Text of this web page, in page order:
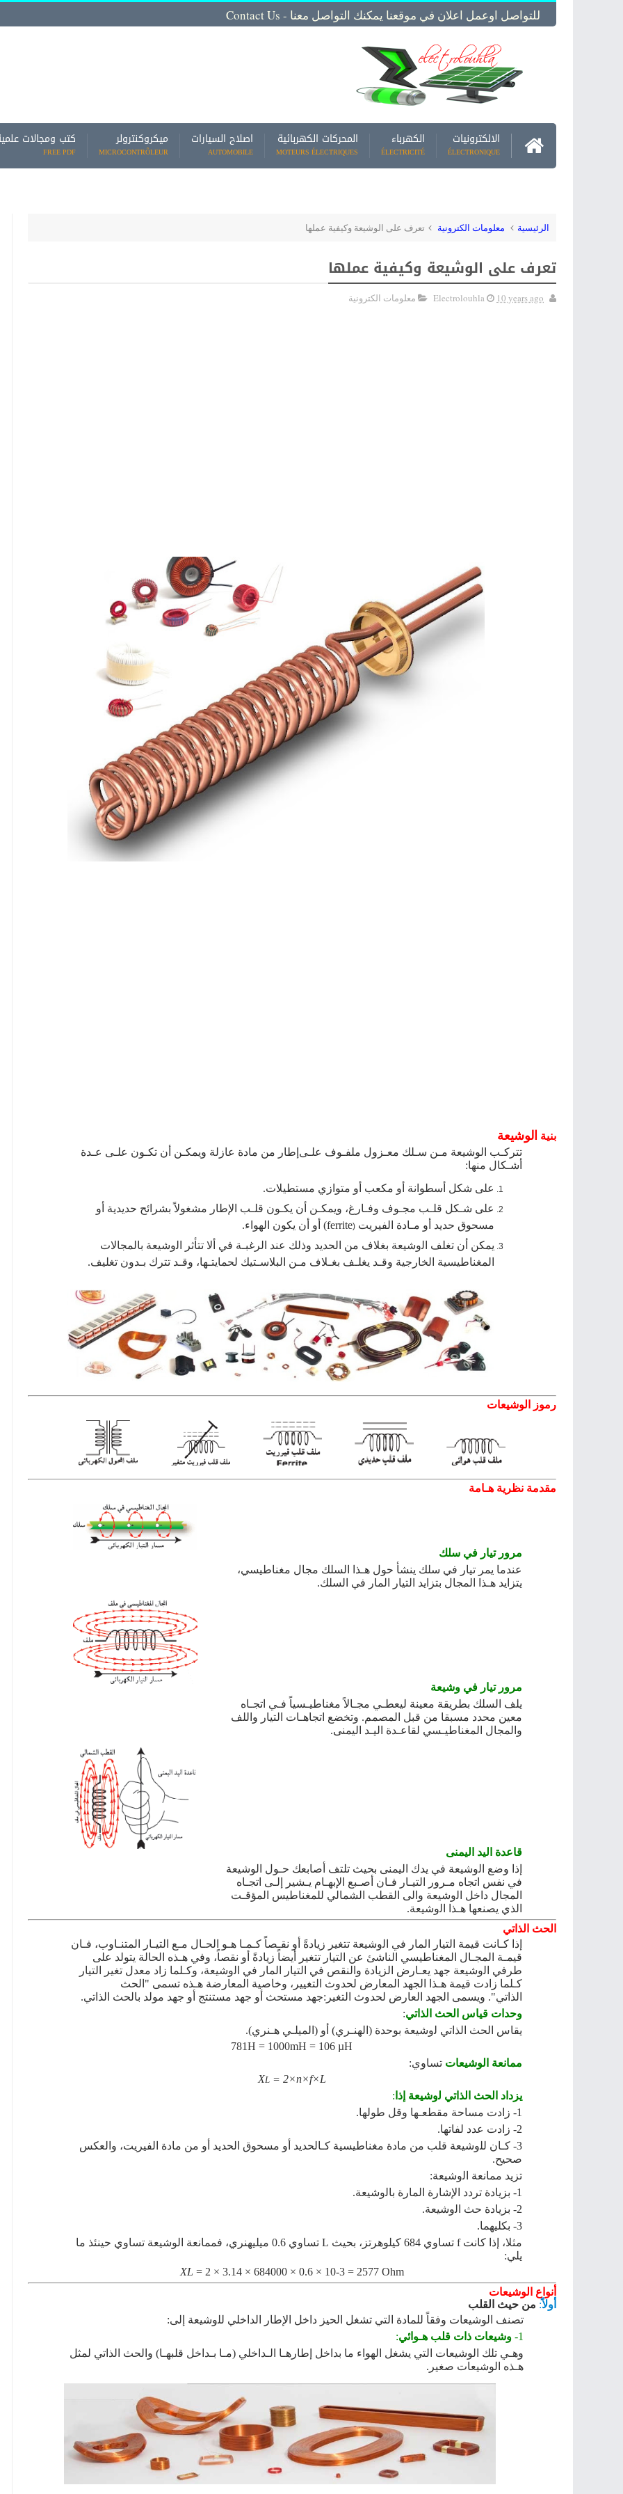
للتواصل اوعمل اعلان في موقعنا يمكنك التواصل معنا - Contact Us
الالكترونيات
ÉLECTRONIQUE
الكهرباء
ÉLECTRICITÉ
المحركات الكهربائية
MOTEURS ÉLECTRIQUES
اصلاح السيارات
AUTOMOBILE
ميكروكنترولر
MICROCONTRÔLEUR
كتب ومجالات
FREE PDF
الرئيسية معلومات الكترونية تعرف على الوشيعة وكيفية عملها
تعرف على الوشيعة وكيفية عملها
Electrolouhla 10 years ago معلومات الكترونية
بنية الوشيعة
تتركـﺐ الوشيعة ﻣـﻦ ﺳـﻠﻚ ﻣﻌـﺰول ﻣﻠﻔـﻮف ﻋﻠـﻰإﻃﺎر ﻣﻦ ﻣﺎدة ﻋﺎزﻟﺔ وﻳﻤﻜـﻦ أن ﺗﻜـﻮن ﻋﻠـﻰ ﻋـﺪة
أﺷـﻜﺎل ﻣﻨﻬﺎ:
ﻋﻠﻰ ﺷﻜﻞ أﺳﻄﻮاﻧﺔ أو ﻣﻜﻌﺐ أو ﻣﺘﻮازي ﻣﺴﺘﻄﻴﻼت.
ﻋﻠﻰ ﺷـﻜﻞ ﻗﻠـﺐ ﻣﺠـﻮف وﻓـﺎرغ، وﻳﻤﻜـﻦ أن ﻳﻜـﻮن ﻗﻠـﺐ اﻹﻃﺎر ﻣﺸﻐﻮﻻً ﺑﺸﺮاﺋﺢ ﺣﺪﻳﺪﻳﺔ أو
ﻣﺴﺤﻮق ﺣﺪﻳﺪ أو ﻣـﺎدة اﻟﻔﻴﺮﻳﺖ(
ferrite
) أو أن ﻳﻜﻮن اﻟﻬﻮاء.
ﻳﻤﻜﻦ أنتغلف اﻟوشيعة ﺑﻐﻼف ﻣﻦ اﻟﺤﺪﻳﺪ وذﻟﻚ ﻋﻨﺪ اﻟﺮﻏﺒـﺔ ﻓﻲ أﻻتتأثر
اﻟوشيعة ﺑﺎﻟﻤﺠﺎﻻت
اﻟﻤﻐﻨﺎﻃﻴﺴﻴﺔ اﻟﺨﺎرﺟﻴﺔ وﻗـﺪ ﻳﻐﻠـﻒ ﺑﻐـﻼف ﻣـﻦ اﻟﺒﻼﺳـﺘﻴﻚ ﻟﺤﻤﺎﻳﺘـها، وﻗـﺪتترك ﺑـﺪون ﺗﻐﻠﻴﻒ.
رﻣﻮز الوشيعات
ﻣﻘﺪﻣﺔ ﻧﻈﺮﻳﺔ هـﺎﻣﺔ
ﻣﺮور ﺗﻴﺎر ﻓﻲ ﺳﻠﻚ
ﻋﻨﺪﻣﺎ ﻳﻤﺮ ﺗﻴﺎر ﻓﻲ ﺳﻠﻚ ﻳﻨﺸﺄ ﺣﻮل هـﺬا اﻟﺴﻠﻚ ﻣﺠﺎل ﻣﻐﻨﺎﻃﻴﺴﻲ،
ﻳﺘﺰاﻳﺪ هـﺬا اﻟﻤﺠﺎل ﺑﺘﺰاﻳﺪ اﻟﺘﻴﺎر اﻟﻤﺎر ﻓﻲ اﻟﺴﻠﻚ.
ﻣﺮور ﺗﻴﺎر ﻓﻲ وشيعة
ﻳﻠﻒ اﻟﺴﻠﻚ ﺑﻄﺮﻳﻘﺔ ﻣﻌﻴﻨﺔ ﻟﻴﻌﻄـﻲ ﻣﺠـﺎﻻً ﻣﻐﻨﺎﻃﻴـﺴﻴﺎً ﻓـﻲ اﺗﺠـﺎﻩ
ﻣﻌﻴﻦ ﻣﺤﺪد ﻣﺴﺒﻘﺎ ﻣﻦ ﻗﺒﻞ اﻟﻤﺼﻤﻢ. وﺗﺨﻀﻊ اﺗﺠﺎهـﺎت اﻟﺘﻴﺎر واﻟﻠﻒ
واﻟﻤﺠﺎل اﻟﻤﻐﻨﺎﻃﻴـﺴﻲ ﻟﻘﺎﻋـﺪة اﻟﻴـﺪ اﻟﻴﻤﻨﻰ.
ﻗﺎﻋﺪة اﻟﻴﺪ اﻟﻴﻤﻨﻰ
إذا وﺿﻊ اﻟوشيعة ﻓﻲ ﻳﺪك اﻟﻴﻤﻨﻰ ﺑﺤﻴﺚ ﺗﻠﺘﻒ أﺻﺎﺑﻌﻚ ﺣـﻮل الوشيعة
ﻓﻲ ﻧﻔﺲ اﺗﺠﺎﻩ ﻣـﺮور اﻟﺘﻴـﺎر ﻓـﺎن أﺻـﺒﻊ اﻹﺑﻬـﺎم ﻳـﺸﻴﺮ إﻟـﻰ اﺗﺠـﺎﻩ
اﻟﻤﺠﺎل داﺧﻞ اﻟوشيعة واﻟﻰ اﻟﻘﻄﺐ اﻟﺸﻤﺎﻟﻲ ﻟﻠﻤﻐﻨﺎﻃﻴﺲ اﻟﻤﺆﻗـﺖ
اﻟﺬي ﻳﺼﻨﻌﻬﺎ هـﺬا اﻟوشيعة.
اﻟﺤﺚ اﻟﺬاﺗﻲ
إذا كـﺎﻧﺖ ﻗﻴﻤﺔ اﻟﺘﻴﺎر اﻟﻤﺎر ﻓﻲ اﻟوشيعة ﺗﺘﻐﻴﺮ زﻳﺎدةً أو ﻧﻘـﺼﺎً كـﻤـﺎ هـﻮ اﻟﺤـﺎل ﻣـﻊ اﻟﺘﻴـﺎر اﻟﻤﺘﻨـﺎوب، ﻓـﺎن
ﻗﻴﻤـﺔ اﻟﻤﺠـﺎل اﻟﻤﻐﻨﺎﻃﻴﺴﻲ اﻟﻨﺎﺷﺊ ﻋﻦ اﻟﺘﻴﺎر ﺗﺘﻐﻴﺮ أﻳﻀﺎً زﻳﺎدةً أو ﻧﻘﺼﺎً، وﻓﻲ هـﺬﻩ اﻟﺤﺎﻟﺔ ﻳﺘﻮﻟﺪ ﻋﻠﻰ
ﻃﺮﻓﻲ اﻟوشيعة ﺟﻬﺪ ﻳﻌـﺎرض اﻟﺰﻳﺎدة واﻟﻨﻘﺺ ﻓﻲ اﻟﺘﻴﺎر اﻟﻤﺎر ﻓﻲ اﻟوشيعة، وكـﻠﻤﺎ زاد ﻣﻌﺪل ﺗﻐﻴﺮ اﻟﺘﻴﺎر
كـﻠﻤﺎ زادت ﻗﻴﻤﺔ هـﺬا اﻟﺠﻬﺪ اﻟﻤﻌﺎرض ﻟﺤﺪوث اﻟﺘﻐﻴﻴﺮ، وﺧﺎﺻﻴﺔ اﻟﻤﻌﺎرﺿﺔ هـﺬﻩ ﺗﺴﻤﻰ " اﻟﺤﺚ
اﻟﺬاﺗﻲ". وﻳﺴﻤﻰ اﻟﺠﻬﺪ اﻟﻌﺎرض ﻟﺤﺪوث اﻟﺘﻐﻴﺮ :ﺟﻬﺪ ﻣﺴﺘﺤﺚ أو ﺟﻬﺪ ﻣﺴﺘﻨﺘﺞ أو ﺟﻬﺪ ﻣﻮﻟﺪ ﺑﺎﻟﺤﺚ اﻟﺬاﺗﻲ.
وﺣﺪات ﻗﻴﺎس اﻟﺤﺚ اﻟﺬاﺗﻲ:
ﻳﻘﺎس اﻟﺤﺚ اﻟﺬاﺗﻲ ﻟوشيعة ﺑﻮﺣﺪة( اﻟﻬﻨـﺮي) أو( اﻟﻤﻴﻠـﻲ هـﻨﺮي).
781H = 1000mH = 106 µH
ﻣﻤﺎﻧﻌﺔ الوشيعاتتساوي:
XL= 2×ᴨ×f×L
ﻳﺰداد اﻟﺤﺚ اﻟﺬاﺗﻲ ﻟوشيعة إذا :
1- زادت ﻣﺴﺎﺣﺔ ﻣﻘﻄﻌـها وﻗﻞ ﻃﻮلها.
2- زادت ﻋﺪد ﻟﻔﺎتها.
3- كـﺎن ﻟﻠوشيعة ﻗﻠﺐ ﻣﻦ ﻣﺎدة ﻣﻐﻨﺎﻃﻴﺴﻴﺔ كـﺎﻟﺤﺪﻳﺪ أو ﻣﺴﺤﻮق اﻟﺤﺪﻳﺪ أو ﻣﻦ ﻣﺎدة اﻟﻔﻴﺮﻳﺖ، واﻟﻌﻜﺲ
ﺻﺤﻴﺢ.
ﺗﺰﻳﺪ ﻣﻤﺎﻧﻌﺔ اﻟوشيعة:
1- ﺑﺰﻳﺎدة ﺗﺮدد اﻹﺷﺎرة اﻟﻤﺎرة ﺑﺎﻟوشيعة.
2- ﺑﺰﻳﺎدة ﺣﺚ اﻟوشيعة.
3- ﺑﻜﻠﻴﻬﻤﺎ.
مثلا، إذا كانتf تساوي684 كيلوهرتز، بحيث L تساوي0.6 ميليهنري، فممانعة الوشيعة تساوي حينئذ ما
يلي:
XL = 2 × 3.14 × 684000 × 0.6 × 10-3 = 2577 Ohm
أﻧﻮاع الوشيعات
أوﻻً: ﻣﻦ ﺣﻴﺚ اﻟﻘﻠﺐ
ﺗﺼﻨﻒ الوشيعات وﻓﻘﺎً ﻟﻠﻤﺎدة اﻟﺘﻲ ﺗﺸﻐﻞ اﻟﺤﻴﺰ داﺧﻞ اﻹﻃﺎر اﻟﺪاﺧﻠﻲ ﻟﻠوشيعة إﻟﻰ:
1- وشيعات ذات ﻗﻠﺐ هـﻮاﺋﻲ:
وهـي ﺗﻠﻚ الوشيعات اﻟﺘﻲ ﻳﺸﻐﻞ اﻟﻬﻮاء ﻣﺎ ﺑﺪاﺧﻞ إﻃﺎرهـﺎ اﻟـﺪاﺧﻠﻲ (ﻣـﺎ ﺑـﺪاﺧﻞ ﻗﻠﺒﻬـﺎ) واﻟﺤﺚ اﻟﺬاﺗﻲ ﻟﻤﺜﻞ
هـﺬﻩ الوشيعات ﺻﻐﻴﺮ .